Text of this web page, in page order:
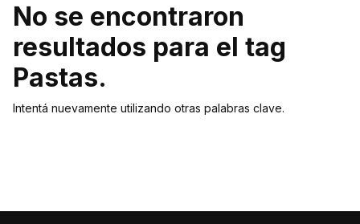
No se encontraron
resultados para el tag
Pastas.
Intentá nuevamente utilizando otras palabras clave.